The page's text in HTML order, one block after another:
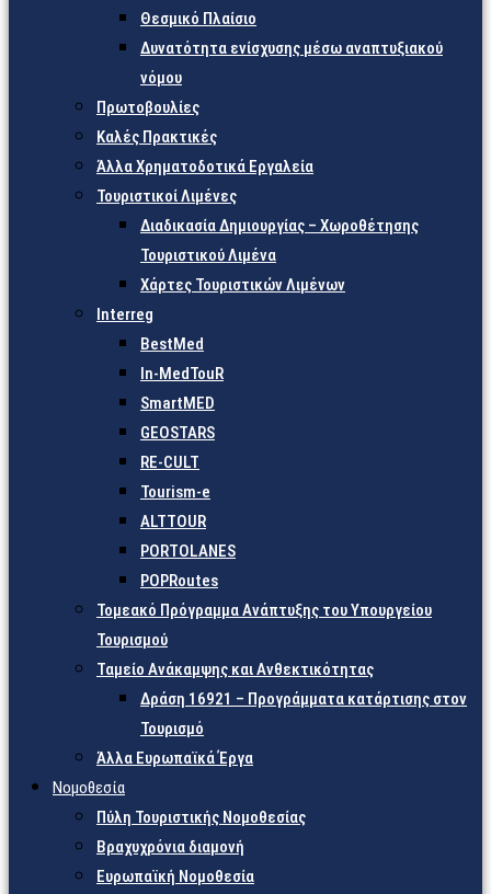
Θεσμικό Πλαίσιο
Δυνατότητα ενίσχυσης μέσω αναπτυξιακού
νόμου
Πρωτοβουλίες
Καλές Πρακτικές
Άλλα Χρηματοδοτικά Εργαλεία
Τουριστικοί Λιμένες
Διαδικασία Δημιουργίας – Χωροθέτησης
Τουριστικού Λιμένα
Χάρτες Τουριστικών Λιμένων
Interreg
BestMed
In-MedTouR
SmartMED
GEOSTARS
RE-CULT
Tourism-e
ALTTOUR
PORTOLANES
POPRoutes
Τομεακό Πρόγραμμα Ανάπτυξης του Υπουργείου
Τουρισμού
Ταμείο Ανάκαμψης και Ανθεκτικότητας
Δράση 16921 – Προγράμματα κατάρτισης στον
Τουρισμό
Άλλα Ευρωπαϊκά Έργα
Νομοθεσία
Πύλη Τουριστικής Νομοθεσίας
Βραχυχρόνια διαμονή
Ευρωπαϊκή Νομοθεσία